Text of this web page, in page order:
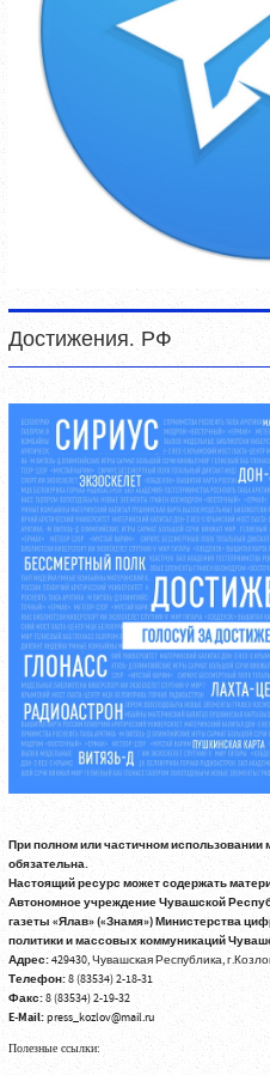
Достижения. РФ
При полном или частичном использовании
обязательна.
Настоящий ресурс может содержать
Автономное учреждение Чувашской
газеты «Ялав» («Знамя») Министерства
политики и массовых коммуникаций
Адрес:429430, Чувашская Республика,
Телефон:8 (83534) 2-18-31
Факс:8 (83534) 2-19-32
E-Mail:press_kozlov@mail.ru
Полезные ссылки: